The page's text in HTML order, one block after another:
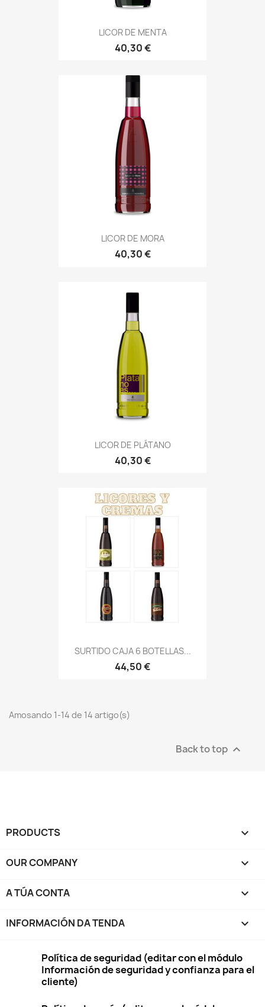
LICOR DE MENTA
40,30 €
LICOR DE MORA
40,30 €
LICOR DE PLÁTANO
40,30 €
SURTIDO CAJA 6 BOTELLAS...
44,50 €
Amosando 1-14 de 14 artigo(s)
Back to top 
PRODUCTS 
OUR COMPANY 
A TÚA CONTA 
INFORMACIÓN DA TENDA keyboard_arrow_down
Política de seguridad (editar con el módulo
Información de seguridad y confianza para el
cliente)